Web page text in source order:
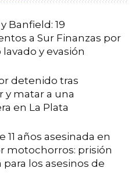
Banfield: 19
a Sur Finanzas por
y evasión
detenido tras
y matar a una
en La Plata
11 años asesinada en
motochorros: prisión
los asesinos de